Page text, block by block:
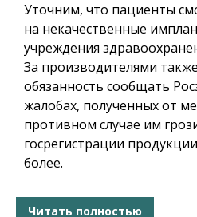
Уточним, что пациенты
на некачественные
учреждения
За производителями
обязанность сообщать
жалобах, полученных от
противном случае им
госрегистрации
более.
Читать полностью